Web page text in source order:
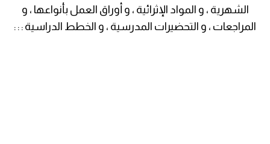
الشهرية ، و المواد الإثرائية ، و أوراق العمل بأنواعها ، و
المراجعات ، و التحضيرات المدرسية ، و الخطط الدراسية : : :